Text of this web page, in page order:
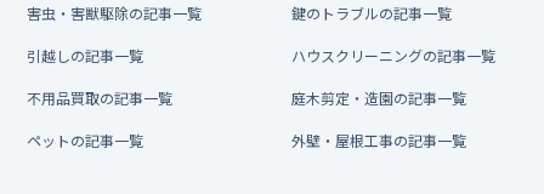
害虫・害獣駆除の記事一覧 鍵のトラブルの記事一覧
引越しの記事一覧 ハウスクリーニングの記事一覧
不用品買取の記事一覧 庭木剪定・造園の記事一覧
ペットの記事一覧 外壁・屋根工事の記事一覧